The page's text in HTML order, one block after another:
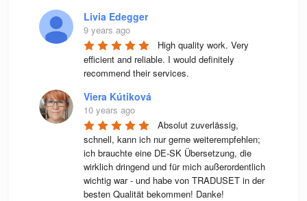
Livia Edegger
9 years ago
High quality work. Very
efficient and reliable. I would definitely
recommend their services.
Viera Kútiková
10 years ago
Absolut zuverlässig,
schnell, kann ich nur gerne weiterempfehlen;
ich brauchte eine DE-SK Übersetzung, die
wirklich dringend und für mich außerordentlich
wichtig war - und habe von TRADUSET in der
besten Qualität bekommen! Danke!